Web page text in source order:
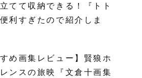
てて収納できる！『トト
利すぎたので紹介しま
すめ画集レビュー】賢狼ホ
ンスの旅映『文倉十画集